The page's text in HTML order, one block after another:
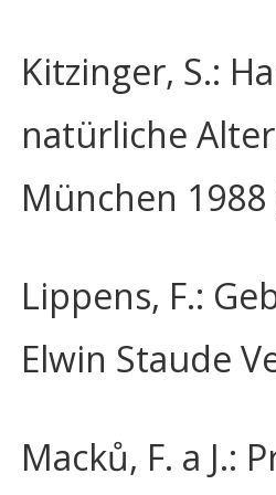
Kitzinger, S.:
natürliche
München
Lippens, F.:
Elwin Staude
Macků, F. a J.: